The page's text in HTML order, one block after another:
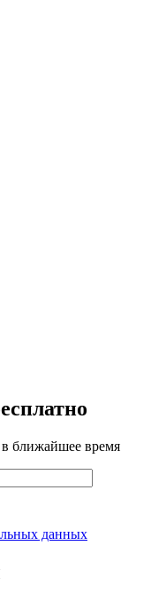
ближайшее время
данных